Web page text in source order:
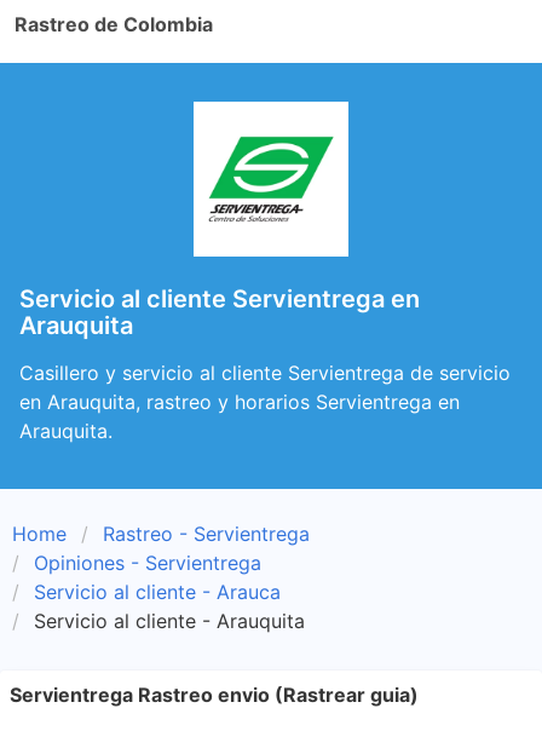
Rastreo de Colombia
Servicio al cliente Servientrega en
Arauquita
Casillero y servicio al cliente Servientrega de servicio
en Arauquita, rastreo y horarios Servientrega en
Arauquita.
Home
Rastreo - Servientrega
Opiniones - Servientrega
Servicio al cliente - Arauca
Servicio al cliente - Arauquita
Servientrega Rastreo envio (Rastrear guia)